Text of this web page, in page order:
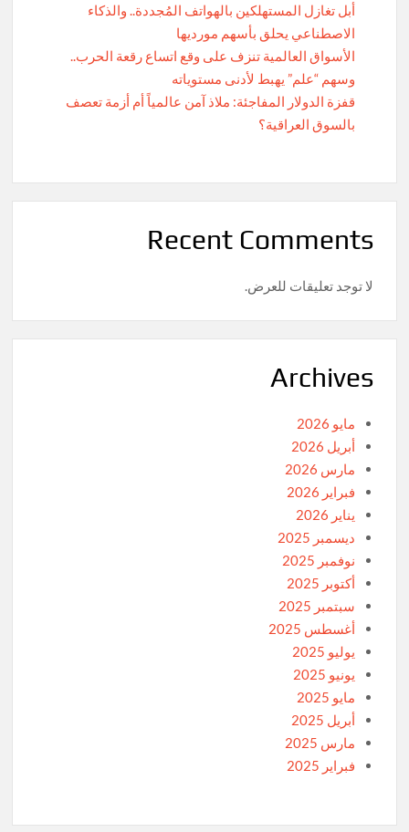
أبل تغازل المستهلكين بالهواتف المُجددة.. والذكاء
الاصطناعي يحلق بأسهم مورديها
الأسواق العالمية تنزف على وقع اتساع رقعة الحرب..
وسهم “علم” يهبط لأدنى مستوياته
قفزة الدولار المفاجئة: ملاذ آمن عالمياً أم أزمة تعصف
بالسوق العراقية؟
Recent Comments
لا توجد تعليقات للعرض.
Archives
مايو 2026
أبريل 2026
مارس 2026
فبراير 2026
يناير 2026
ديسمبر 2025
نوفمبر 2025
أكتوبر 2025
سبتمبر 2025
أغسطس 2025
يوليو 2025
يونيو 2025
مايو 2025
أبريل 2025
مارس 2025
فبراير 2025